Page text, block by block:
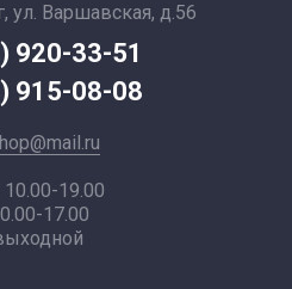
ул. Варшавская, д.56
920-33-51
915-08-08
19.00
17.00